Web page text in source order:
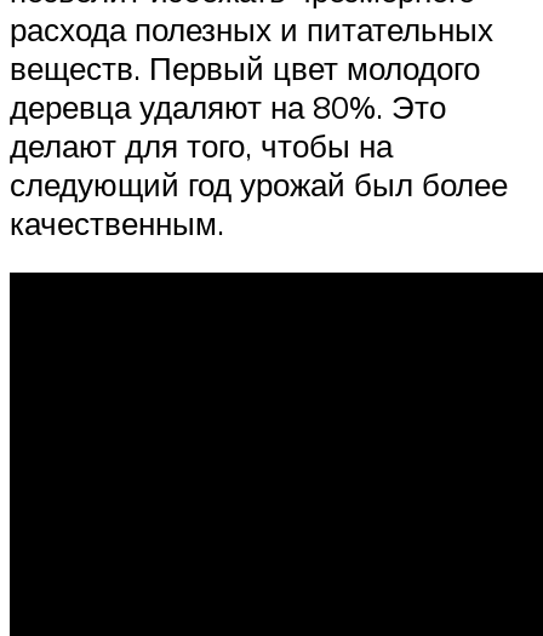
расхода полезных и питательных
веществ. Первый цвет молодого
деревца удаляют на 80%. Это
делают для того, чтобы на
следующий год урожай был более
качественным.